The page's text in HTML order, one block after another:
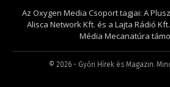
Az Oxygen Media Csoport tagjai: A
Alisca Network Kft. és a Lajta Rádió
Média Mecanatúra
© 2026 - Győri Hírek és Magazin.